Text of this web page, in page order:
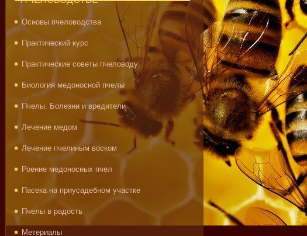
Основы пчеловодства
Практический курс
Практические советы пчеловоду
Биология медоносной пчелы
Пчелы. Болезни и вредители
Лечение медом
Лечение пчелиным воском
Роение медоносных пчел
Пасека на приусадебном участке
Пчелы в радость
Метериалы